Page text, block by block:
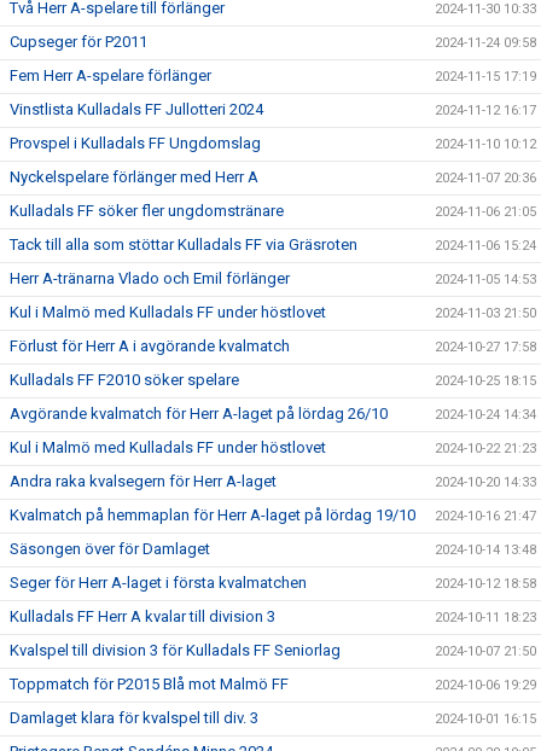
Två Herr A-spelare till förlänger 2024-11-30 10:33
Cupseger för P2011 2024-11-24 09:58
Fem Herr A-spelare förlänger 2024-11-15 17:19
Vinstlista Kulladals FF Jullotteri 2024 2024-11-12 16:17
Provspel i Kulladals FF Ungdomslag 2024-11-10 10:12
Nyckelspelare förlänger med Herr A 2024-11-07 20:36
Kulladals FF söker fler ungdomstränare 2024-11-06 21:05
Tack till alla som stöttar Kulladals FF via Gräsroten 2024-11-06 15:24
Herr A-tränarna Vlado och Emil förlänger 2024-11-05 14:53
Kul i Malmö med Kulladals FF under höstlovet 2024-11-03 21:50
Förlust för Herr A i avgörande kvalmatch 2024-10-27 17:58
Kulladals FF F2010 söker spelare 2024-10-25 18:15
Avgörande kvalmatch för Herr A-laget på lördag 26/10 2024-10-24 14:34
Kul i Malmö med Kulladals FF under höstlovet 2024-10-22 21:23
Andra raka kvalsegern för Herr A-laget 2024-10-20 14:33
Kvalmatch på hemmaplan för Herr A-laget på lördag 19/10 2024-10-16 21:47
Säsongen över för Damlaget 2024-10-14 13:48
Seger för Herr A-laget i första kvalmatchen 2024-10-12 18:58
Kulladals FF Herr A kvalar till division 3 2024-10-11 18:23
Kvalspel till division 3 för Kulladals FF Seniorlag 2024-10-07 21:50
Toppmatch för P2015 Blå mot Malmö FF 2024-10-06 19:29
Damlaget klara för kvalspel till div. 3 2024-10-01 16:15